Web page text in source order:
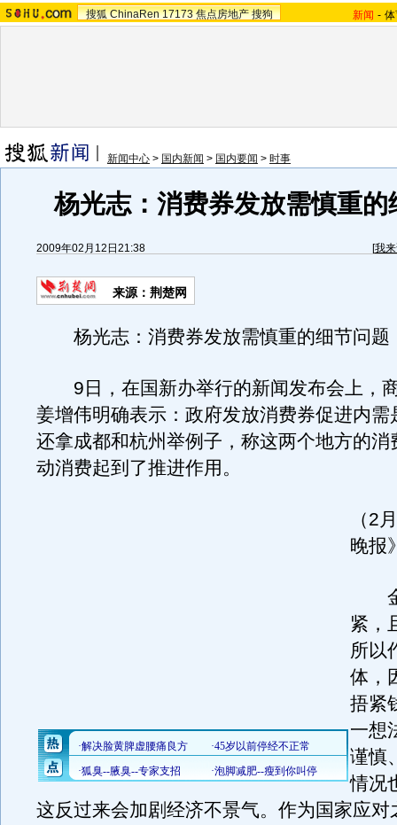
搜狐 ChinaRen 17173 焦点房地产 搜狗 新闻 -
新闻中心 > 国内新闻 > 国内要闻 > 时事
杨光志：消费券发放需慎重的
2009年02月12日21:38 [我
来源：荆楚网
杨光志：消费券发放需慎重的细节问题
9日，在国新办举行的新闻发布会上，
姜增伟明确表示：政府发放消费券促进内需
还拿成都和杭州举例子，称这两个地方的消
动消费起到了推进作用。
（2
晚报
金
紧，
所以
体，
捂紧
一想
谨慎
情况
这反过来会加剧经济不景气。作为国家应对